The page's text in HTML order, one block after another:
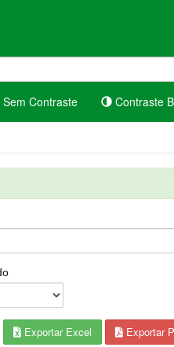
Sem Contraste Contraste
Exportar Excel Exportar